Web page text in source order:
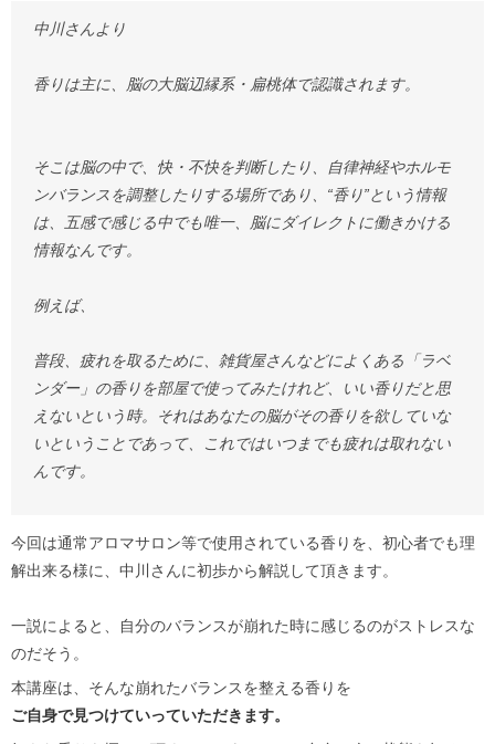
中川さんより
香りは主に、脳の大脳辺縁系・扁桃体で認識されます。
そこは脳の中で、快・不快を判断したり、自律神経やホルモ
ンバランスを調整したりする場所であり、“香り”という情報
は、五感で感じる中でも唯一、脳にダイレクトに働きかける
情報なんです。
例えば、
普段、疲れを取るために、雑貨屋さんなどによくある「ラベ
ンダー」の香りを部屋で使ってみたけれど、いい香りだと思
えないという時。それはあなたの脳がその香りを欲していな
いということであって、これではいつまでも疲れは取れない
んです。
今回は通常アロマサロン等で使用されている香りを、初心者でも理
解出来る様に、中川さんに初歩から解説して頂きます。
一説によると、自分のバランスが崩れた時に感じるのがストレスな
のだそう。
本講座は、そんな崩れたバランスを整える香りを
ご自身で見つけていっていただきます。